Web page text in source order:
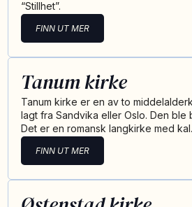
“Stillhet”.
FINN UT MER
Tanum kirke
Tanum kirke er en av to
lagt fra Sandvika eller Oslo. Den ble
Det er en romansk langkirke med
FINN UT MER